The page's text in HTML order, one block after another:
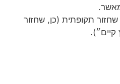
תקופתית (כן, שחזור